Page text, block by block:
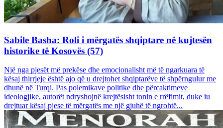
Sabile Basha: Roli i mërgatës shqiptare në kujtesën
historike të Kosovës (57)
Një nga pjesët më prekëse dhe emocionalisht më të ngarkuara të
kësaj thirrjeje është ajo që u drejtohet shqiptarëve të shpërngulur me
dhunë në Turqi. Pas polemikave politike dhe përcaktimeve
ideologjike, autorët ndryshojnë krejtësisht tonin e rrëfimit, duke iu
drejtuar kësaj pjese të mërgatës me një gjuhë të ngrohtë...